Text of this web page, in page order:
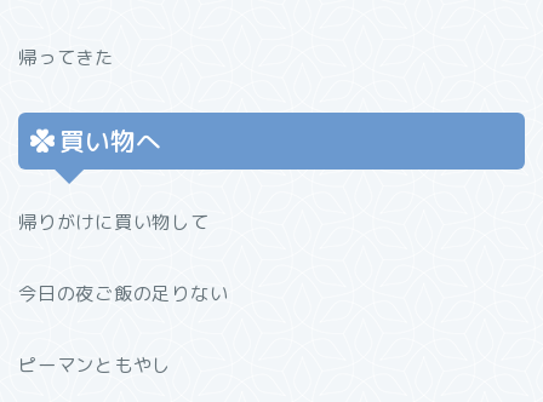
帰ってきた
買い物へ
帰りがけに買い物して
今日の夜ご飯の足りない
ピーマンともやし